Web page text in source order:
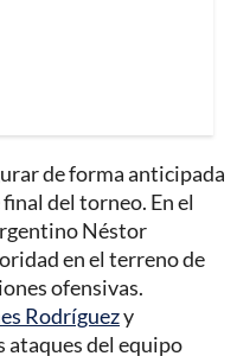
de forma anticipada
del torneo. En el
Néstor
en el terreno de
ofensivas.
Rodríguezy
ataques del equipo